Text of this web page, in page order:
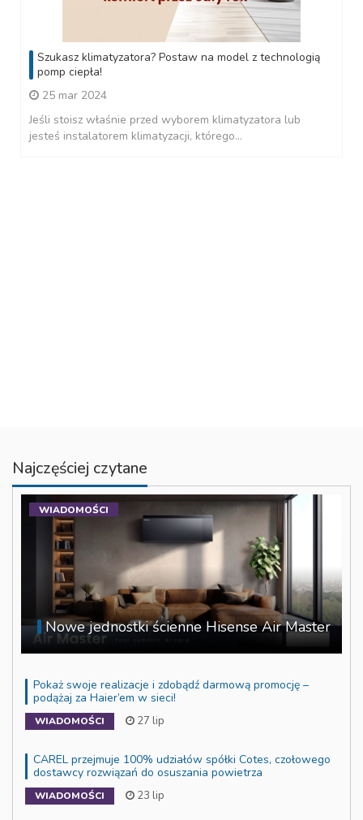
Szukasz klimatyzatora? Postaw na model z technologią
pomp ciepła!
25 mar 2024
Jeśli stoisz właśnie przed wyborem klimatyzatora lub
jesteś instalatorem klimatyzacji, którego...
Najczęściej czytane
Nowe jednostki ścienne Hisense Air Master
WIADOMOŚCI
Pokaż swoje realizacje i zdobądź darmową promocję –
podążaj za Haier’em w sieci!
WIADOMOŚCI 27 lip
CAREL przejmuje 100% udziałów spółki Cotes, czołowego
dostawcy rozwiązań do osuszania powietrza
WIADOMOŚCI 23 lip